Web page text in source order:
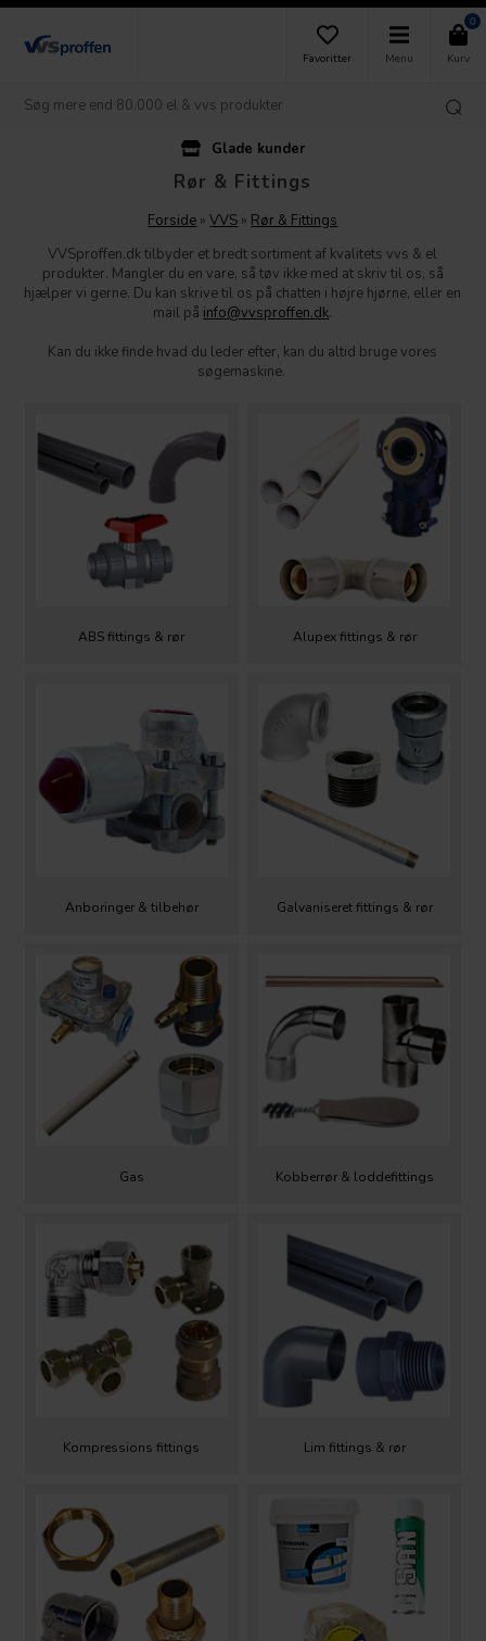
Favoritter Menu
0
Kurv
Rør & Fittings
Forside »VVS » Rør & Fittings
VVSproffen.dk tilbyder et bredt sortiment af kvalitets vvs & el
produkter. Mangler du en vare, så tøv ikke med at skriv til os, så
hjælper vi gerne. Du kan skrive til os på chatten i højre hjørne, eller en
mail på info@vvsproffen.dk.
Kan du ikke finde hvad du leder efter, kan du altid bruge vores
søgemaskine.
ABS fittings & rør Alupex fittings & rør
Anboringer & tilbehør Galvaniseret fittings & rør
Gas Kobberrør & loddefittings
Kompressions fittings Lim fittings & rør